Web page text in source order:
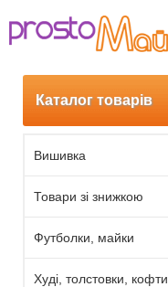
Каталог товарів
Вишивка
Товари зі знижкою
Футболки, майки
Худі, толстовки, кофти